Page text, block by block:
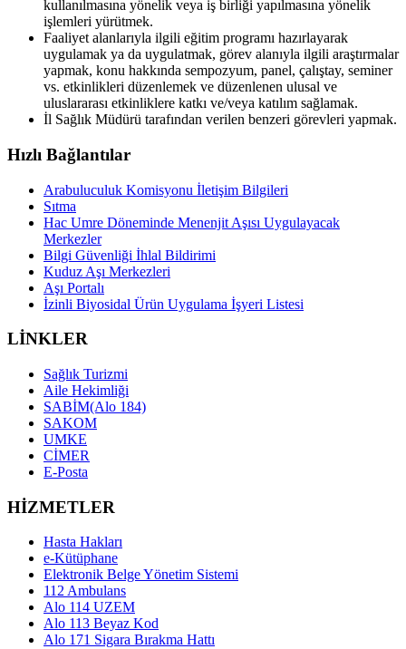
kullanılmasına yönelik veya iş birliği yapılmasına yönelik
işlemleri yürütmek.
Faaliyet alanlarıyla ilgili eğitim programı hazırlayarak
uygulamak ya da uygulatmak, görev alanıyla ilgili araştırmalar
yapmak, konu hakkında sempozyum, panel, çalıştay, seminer
vs. etkinlikleri düzenlemek ve düzenlenen ulusal ve
uluslararası etkinliklere katkı ve/veya katılım sağlamak.
İl Sağlık Müdürü tarafından verilen benzeri görevleri yapmak.
Hızlı Bağlantılar
Arabuluculuk Komisyonu İletişim Bilgileri
Sıtma
Hac Umre Döneminde Menenjit Aşısı Uygulayacak
Merkezler
Bilgi Güvenliği İhlal Bildirimi
Kuduz Aşı Merkezleri
Aşı Portalı
İzinli Biyosidal Ürün Uygulama İşyeri Listesi
LİNKLER
Sağlık Turizmi
Aile Hekimliği
SABİM(Alo 184)
SAKOM
UMKE
CİMER
E-Posta
HİZMETLER
Hasta Hakları
e-Kütüphane
Elektronik Belge Yönetim Sistemi
112 Ambulans
Alo 114 UZEM
Alo 113 Beyaz Kod
Alo 171 Sigara Bırakma Hattı